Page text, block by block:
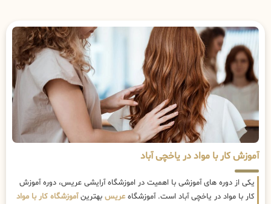
آموزش کار با مواد در یاخچی آباد
یکی از دوره های آموزشی با اهمیت در اموزشگاه آرایشی عریس، دوره آموزش
کار با مواد در یاخچی آباد است. آموزشگاه عریس بهترینآموزشگاه کار با مواد